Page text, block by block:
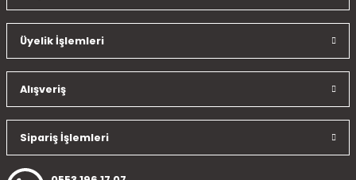
Ürün resmi kalitesiz, bozuk veya görüntülenemiyor.
Ürün açıklamasında eksik bilgiler bulunuyor.
Ürün fiyatı diğer sitelerden daha pahalı.
Bu ürüne benzer farklı alternatifler olmalı.
Üyelik İşlemleri
Alışveriş
Sipariş İşlemleri